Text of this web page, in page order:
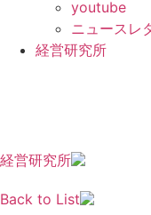
youtube
ニュースレ
経営研究所
経営研究所
Back to List